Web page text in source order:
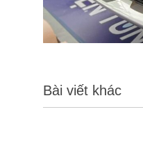
Bài viết khác